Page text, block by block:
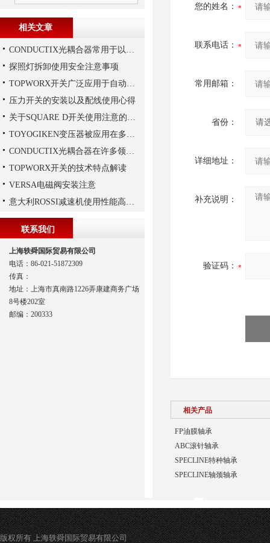
您的姓名：
联系电话：
常用邮箱：
省份：
详细地址：
补充说明：
验证码：
相关产品
FP油膜轴承
ABC滚针轴承
SPECLINE特种轴承
SPECLINE轴颈轴承
相关文章
CONDUCTIX光耦合器常用于以下领域当中
探照灯拆卸使用安全注意事项
TOPWORX开关广泛应用于自动化控制领域
压力开关的安装以及配线使用心得
关于SQUARE D开关使用注意的介绍
TOYOGIKEN变压器被应用在多个特殊行业中
CONDUCTIX光耦合器在许多领域都得到了广泛的应用
TOPWORX开关的技术特点解读
VERSA电磁阀安装注意
意大利ROSSI减速机使用性能高、持久，运行平稳
联系我们
上海轶舜国际贸易有限公司
电话：86-021-51872309
传真：
地址：上海市真南路1226弄康建商务广场
8号楼202室
邮编：200333
版权所有 上海轶舜国际贸易有限公司